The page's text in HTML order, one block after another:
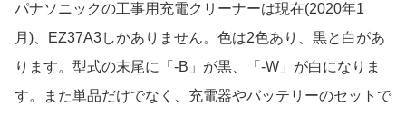
パナソニックの工事用充電クリーナーは現在(2020年1
月)、EZ37A3しかありません。色は2色あり、黒と白があ
ります。型式の末尾に「-B」が黒、「-W」が白になりま
す。また単品だけでなく、充電器やバッテリーのセットで